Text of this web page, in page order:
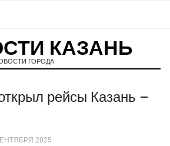
КАЗАНЬ
ГОРОДА
рейсы Казань –
2025